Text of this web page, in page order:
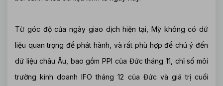
Từ góc độ của ngày giao dịch hiện tại, Mỹ không có dữ
liệu quan trọng để phát hành, và rất phù hợp để chú ý đến
dữ liệu châu Âu, bao gồm PPI của Đức tháng 11, chỉ số môi
trường kinh doanh IFO tháng 12 của Đức và giá trị cuối